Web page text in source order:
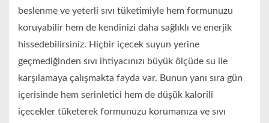
beslenme ve yeterli sıvı tüketimiyle hem formunuzu
koruyabilir hem de kendinizi daha sağlıklı ve enerjik
hissedebilirsiniz. Hiçbir içecek suyun yerine
geçmediğinden sıvı ihtiyacınızı büyük ölçüde su ile
karşılamaya çalışmakta fayda var. Bunun yanı sıra gün
içerisinde hem serinletici hem de düşük kalorili
içecekler tüketerek formunuzu korumanıza ve sıvı